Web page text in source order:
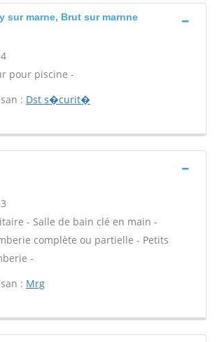
sur marne, Brut sur marnne
pour piscine -
: Dst s�curit�
- Salle de bain clé en main -
complète ou partielle - Petits
-
: Mrg